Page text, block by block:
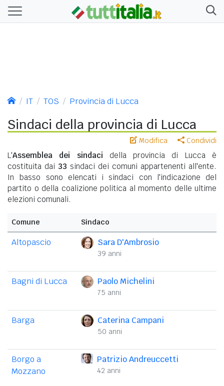
IT TOS Provincia di Lucca
Sindaci della provincia di Lucca
Modifica Condividi
L'Assemblea dei sindaci della provincia di Lucca è
costituita dai 33 sindaci dei comuni appartenenti all'ente.
In basso sono elencati i sindaci con l'indicazione del
partito o della coalizione politica al momento delle ultime
elezioni comunali.
Comune Sindaco
Altopascio Sara D'Ambrosio
39 anni
Bagni di Lucca Paolo Michelini
75 anni
Barga Caterina Campani
50 anni
Borgo a
Mozzano
Patrizio Andreuccetti
42 anni